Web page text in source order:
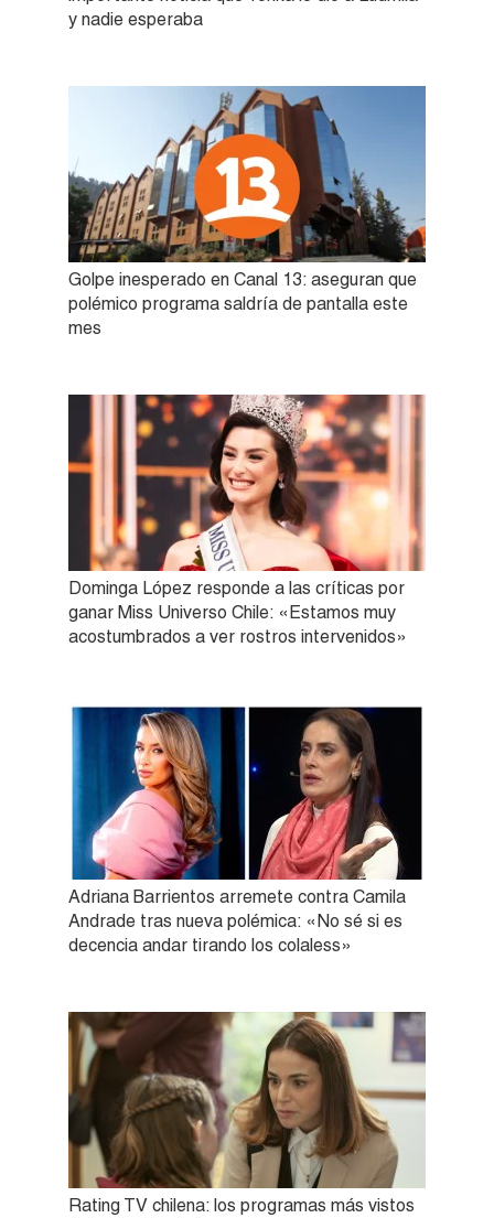
y nadie esperaba
Golpe inesperado en Canal 13: aseguran que
polémico programa saldría de pantalla este
mes
Dominga López responde a las críticas por
ganar Miss Universo Chile: «Estamos muy
acostumbrados a ver rostros intervenidos»
Adriana Barrientos arremete contra Camila
Andrade tras nueva polémica: «No sé si es
decencia andar tirando los colaless»
Rating TV chilena: los programas más vistos